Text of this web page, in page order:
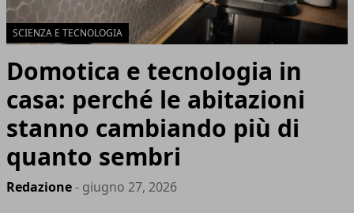
SCIENZA E TECNOLOGIA
Domotica e tecnologia in
casa: perché le abitazioni
stanno cambiando più di
quanto sembri
Redazione- giugno 27, 2026